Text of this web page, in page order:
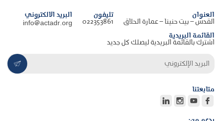
العنوان
القدس – بيت حنينا – عمارة الحلاق
تليفون
022353861
البريد الالكتروني
info@actadr.org
القائمة البريدية
اشترك بالقائمة البريدية ليصلك كل جديد
متابعتنا